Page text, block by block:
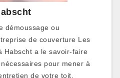
démoussage ou
de couverture Les
Habscht a le savoir-faire
pour mener à
de votre toit.